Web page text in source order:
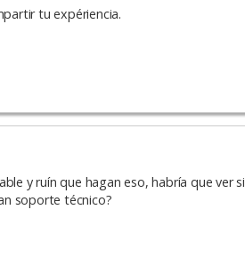
tu expériencia.
y ruín que hagan eso, habría que ver
soporte técnico?